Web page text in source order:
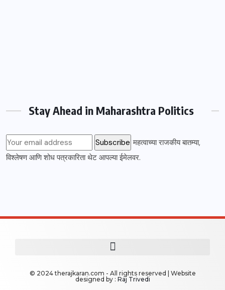
Stay Ahead in Maharashtra Politics
महत्वाच्या राजकीय बातम्या,
विश्लेषण आणि शोध पत्रकारिता थेट आपल्या ईमेलवर.
© 2024 therajkaran.com - All rights reserved | Website
designed by : Raj Trivedi